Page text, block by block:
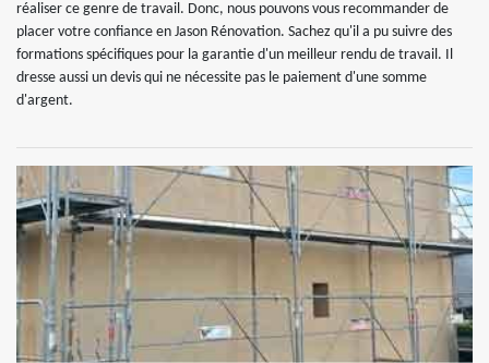
réaliser ce genre de travail. Donc, nous pouvons vous recommander de
placer votre confiance en Jason Rénovation. Sachez qu'il a pu suivre des
formations spécifiques pour la garantie d'un meilleur rendu de travail. Il
dresse aussi un devis qui ne nécessite pas le paiement d'une somme
d'argent.